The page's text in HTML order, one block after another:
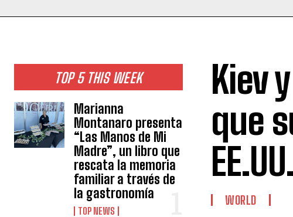
TOP 5 THIS WEEK
Marianna
Montanaro presenta
“Las Manos de Mi
Madre”, un libro que
rescata la memoria
familiar a través de
la gastronomía
TOP NEWS
Kiev
que
EE.UU.
WORLD